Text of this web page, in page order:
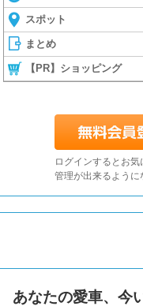
スポット
まとめ
【PR】ショッピング
ログインするとお
管理が出来るように
あなたの愛車、今